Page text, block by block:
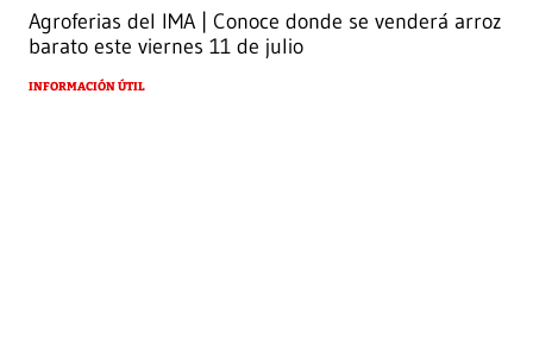
Agroferias del IMA | Conoce donde se venderá arroz
barato este viernes 11 de julio
INFORMACIÓN ÚTIL